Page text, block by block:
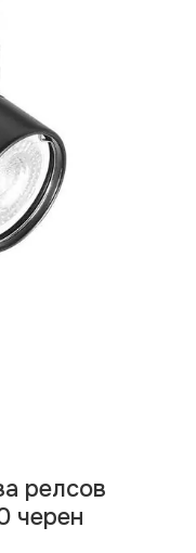
релсов
черен